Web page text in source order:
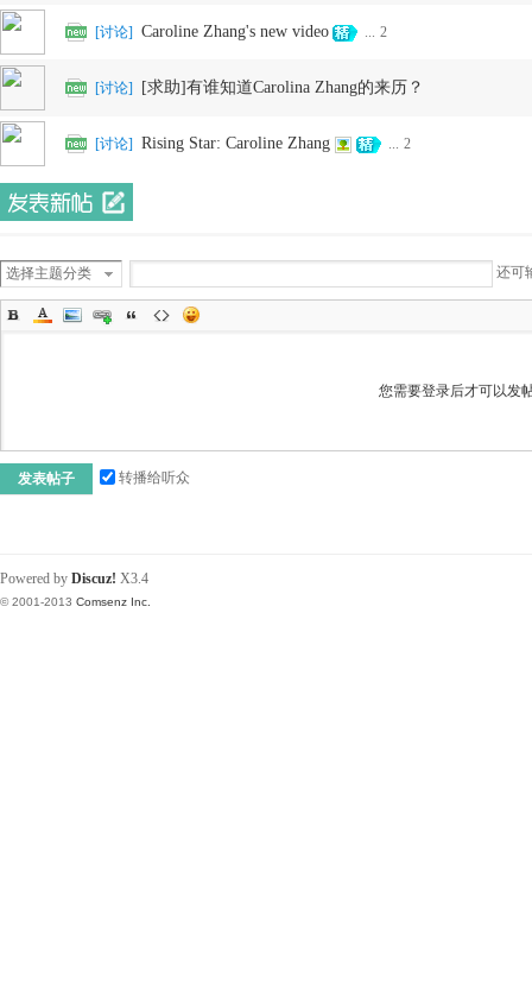
网 [讨论] Caroline Zhang's new video ... 2
[讨论] [求助]有谁知道Carolina Zhang的来历？
[讨论] Rising Star: Caroline Zhang ... 2
选择主题分类 还可
您需要登录后才可以发
发表帖子 转播给听众
Powered by Discuz! X3.4
© 2001-2013 Comsenz Inc.